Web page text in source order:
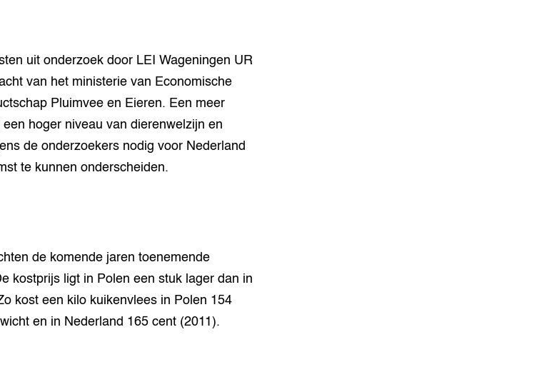
uit onderzoek door LEI Wageningen UR
van het ministerie van Economische
Pluimvee en Eieren. Een meer
hoger niveau van dierenwelzijn en
de onderzoekers nodig voor Nederland
te kunnen onderscheiden.
de komende jaren toenemende
kostprijs ligt in Polen een stuk lager dan in
kost een kilo kuikenvlees in Polen 154
en in Nederland 165 cent (2011).